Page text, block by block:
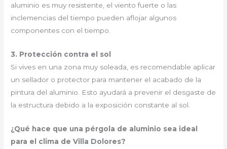
aluminio es muy resistente, el viento fuerte o las
inclemencias del tiempo pueden aflojar algunos
componentes con el tiempo.
3. Protección contra el sol
Si vives en una zona muy soleada, es recomendable aplicar
un sellador o protector para mantener el acabado de la
pintura del aluminio. Esto ayudará a prevenir el desgaste de
la estructura debido a la exposición constante al sol.
¿Qué hace que una pérgola de aluminio sea ideal
para el clima de Villa Dolores?